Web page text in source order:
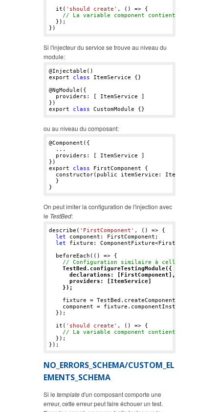
  it(
'should create' , () => {
// La variable component contient une instance
  });
Si l'injecteur du service se trouve au niveau du
module:
@Injectable()
export class ItemService {}
@NgModule({
  providers: [ ItemService ]
})
export class
ou au niveau du composant:
@Component({
  ...
  providers: [ ItemService ]
})
export class FirstComponent {
  constructor(public itemService: ItemService) {
  }
On peut imiter la configuration de l'injection avec
le TestBed:
describe( 'FirstComponent' , () => {
let component: FirstComponent;
let fixture: ComponentFixture<FirstComponent>;
  beforeEach(() => {
// Configuration similaire à celle dans un
TestBed.configureTestingModule({
      declarations: [FirstComponent],
      providers: [ItemService]
    });
fixture =
    component = fixture.componentInstance;
  });
  it(
'should create' , () => {
// La variable component contient une instance
  });
NO_ERRORS_SCHEMA/CUSTOM_EL
EMENTS_SCHEMA
Si le templated'un composant comporte une
erreur, cette erreur peut faire échouer un test.